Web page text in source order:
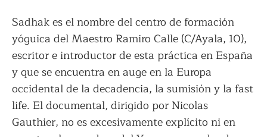
Sadhak es el nombre del centro de formación
yóguica del Maestro Ramiro Calle (C/Ayala, 10),
escritor e introductor de esta práctica en España
y que se encuentra en auge en la Europa
occidental de la decadencia, la sumisión y la fast
life. El documental, dirigido por Nicolas
Gauthier, no es excesivamente explícito ni en